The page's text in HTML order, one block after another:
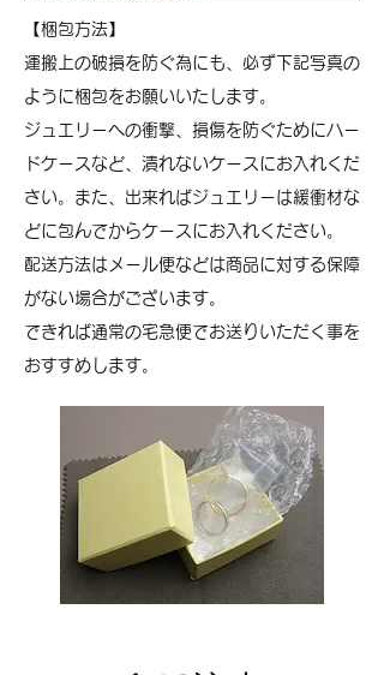
【梱包方法】
運搬上の破損を防ぐ為にも、必ず下記写真の
ように梱包をお願いいたします。
ジュエリーへの衝撃、損傷を防ぐためにハー
ドケースなど、潰れないケースにお入れくだ
さい。また、出来ればジュエリーは緩衝材な
どに包んでからケースにお入れください。
配送方法はメール便などは商品に対する保障
がない場合がございます。
できれば通常の宅急便でお送りいただく事を
おすすめします。